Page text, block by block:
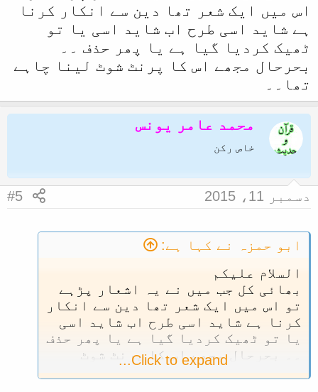
اس میں ایک شعر تھا دین سے انکار کرنا
ہے شاید اسی طرح اب شاید اسی یا تو
ٹھیک کردیا گیا ہے یا پھر حذف ۔۔
بحرحال مجھے اس کا پرنٹ شوٹ لینا چاہے
تھا۔۔
محمد عامر یونس
خاص رکن
دسمبر 11، 2015 #5
ابو حمزہ نے کہا ہے:
السلام علیکم
بھائی کل جب میں نے یہ اشعار پڑہے
تو اس میں ایک شعر تھا دین سے انکار
کرنا ہے شاید اسی طرح اب شاید اسی
یا تو ٹھیک کردیا گیا ہے یا پھر حذف
۔۔ بحرحال مجھے اس کا پرنٹ شوٹ
لینا چاہے تھا۔۔
Click to expand...